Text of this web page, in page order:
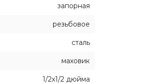
запорная
резьбовое
сталь
маховик
1/2х1/2 дюйма